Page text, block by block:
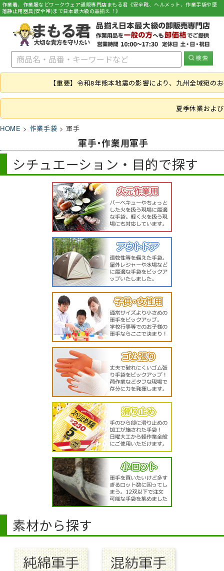
作業着、作業服などワークウェア通販専門店まもる君《安全靴、ヘルメット、作業手袋や墜
落静止用器具(安全帯)まで日本最大級の品揃え！》
【重要】令和8年熊本地震の影響により、九州全域宛
夏季休業およ
HOME 作業手袋 軍手
軍手・作業用軍手
シチュエーション・目的で探す
素材から探す